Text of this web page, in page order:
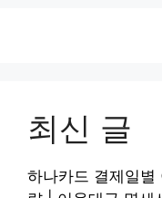
최신 글
하나카드 결제일별